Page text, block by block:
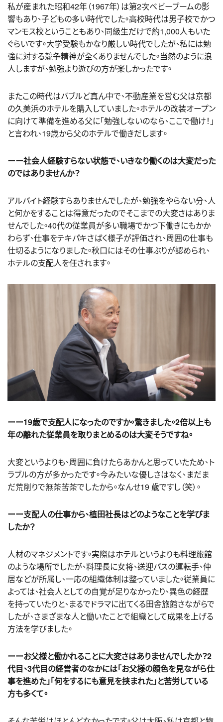
私が産まれた昭和42年（1967年）は第2次ベビーブームの影
響もあり、子どもの多い時代でした。高校時代は男子校でかつ
マンモス校ということもあり、同級生だけで約1,000人もいた
ぐらいです。大学受験もかなり厳しい時代でしたが、私には勉
強に対する競争精神が全くありませんでした。当然のように浪
人しますが、勉強より遊びの方が楽しかったです。
またこの時代はバブルど真ん中で、不動産業を営む父は京都
の久美浜のホテルを購入していました。ホテルの改装オープン
に向けて準備を進める父に「勉強しないのなら、ここで働け！」
と言われ、19歳から父のホテルで働きだします。
ーー社会人経験すらない状態で、いきなり働くのは大変だった
のではありませんか？
アルバイト経験すらありませんでしたが、勉強をやらない分、人
と何かをすることは得意だったのでそこまでの大変さはありま
せんでした。40代の従業員が多い職場でかつ下働きにもかか
わらず、仕事をテキパキさばく様子が評価され、周囲の仕事も
仕切るようになりました。秋口にはその仕事ぶりが認められ、
ホテルの支配人を任されます。
ーー19歳で支配人になったのですか。驚きました。2倍以上も
年の離れた従業員を取りまとめるのは大変そうですね。
大変というよりも、周囲に負けたらあかんと思っていたため、ト
ラブルの方が多かったです。今みたいな優しさはなく、まだま
だ荒削りで無茶苦茶でしたから。なんせ19 歳ですし（笑）。
ーー支配人の仕事から、植田社長はどのようなことを学びま
したか？
人材のマネジメントです。実際はホテルというよりも料理旅館
のような場所でしたが、料理長に女将、送迎バスの運転手、仲
居などが所属し、一応の組織体制は整っていました。従業員に
よっては、社会人としての自覚が足りなかったり、異色の経歴
を持っていたりと、まるでドラマに出てくる田舎旅館さながらで
したが、さまざまな人と働いたことで組織として成果を上げる
方法を学びました。
ーーお父様と働かれることに大変さはありませんでしたか？2
代目、3代目の経営者のなかには「お父様の顔色を見ながら仕
事を進めた」「何をするにも意見を挟まれた」と苦労している
方も多くて。